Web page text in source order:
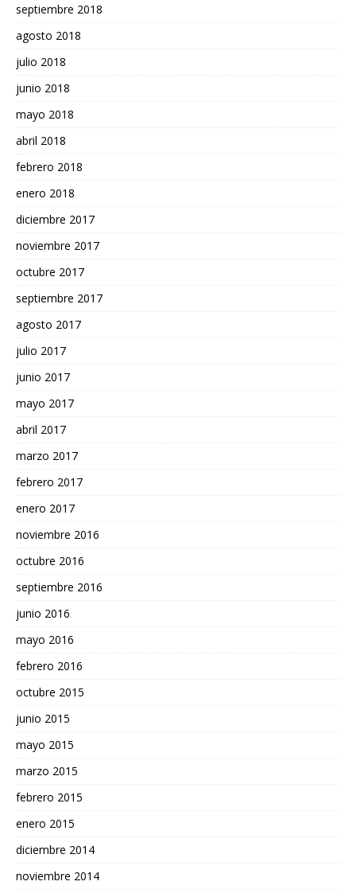
septiembre 2018
agosto 2018
julio 2018
junio 2018
mayo 2018
abril 2018
febrero 2018
enero 2018
diciembre 2017
noviembre 2017
octubre 2017
septiembre 2017
agosto 2017
julio 2017
junio 2017
mayo 2017
abril 2017
marzo 2017
febrero 2017
enero 2017
noviembre 2016
octubre 2016
septiembre 2016
junio 2016
mayo 2016
febrero 2016
octubre 2015
junio 2015
mayo 2015
marzo 2015
febrero 2015
enero 2015
diciembre 2014
noviembre 2014